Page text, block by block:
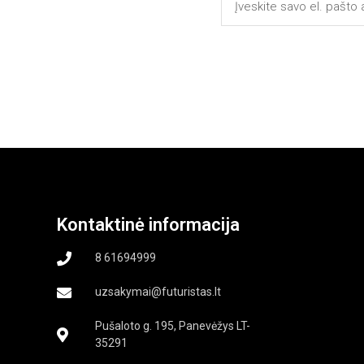
Kontaktinė informacija
8 61694999
uzsakymai@futuristas.lt
Pušaloto g. 195, Panevėžys LT-
35291